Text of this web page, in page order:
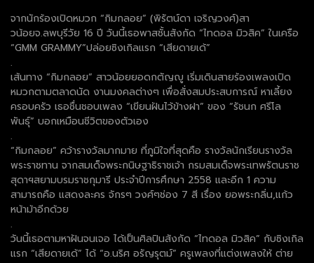
จากนักร้องเปิดหมวก “กิมกลอย” (พิรัตน์ดา เจริญวงศ์)สา
วน้อยจ.ลพบุรีวัย 16 ปี วันนี้เธอพาสชั้นสังกัด “ไทดอล มิวสิค” ในเครือ
“GMM GRAMMY”ปล่อยซิงเกิลแรก “เสียดายเด้”
.
เส้นทาง “กิมกลอย” สาวน้อยยอดกตัญญู เริ่มเดินสายร้องเพลงเปิด
หมวกตามตลาดนัด งานมงคลต่างๆ เพื่อสั่งสมประสบการณ์ หาเลี้ยง
ครอบครัว เธอชื่นชอบเพลง “เขียนฝันไว้ข้างฝา” ของ “รัชนก ศรีโล
พันธุ์” บอกเหมือนชีวิตของตัวเอง
.
“กิมกลอย” คว้ารางวัลมากมาย ที่ภูมิใจที่สุดคือ รางวัลนักเรียนรางวัล
พระราชทาน จากสมเด็จพระกนิษฐาธิราชเจ้า กรมสมเด็จพระเทพรัตนราช
สุดาฯสยามบรมราชกุมารี ประจำปีการศึกษา 2558 และอีก 1 ความ
สามารถคือ แสดงละคร จักรๆ วงศ์ๆช่อง 7 สี เรื่อง ยอพระกลิ่น,แก้ว
หน้าม้าอีกด้วย
.
วันนี้เธอตามหาฝันจนเจอ ได้เป็นศิลปินสังกัด “ไทดอล มิวสิค” กับซิงเกิล
แรก “เสียดายเด้” ได้ “อ.นริศ อรัญรุตม์” ครูเพลงที่แต่งเพลงให้ ต่าย